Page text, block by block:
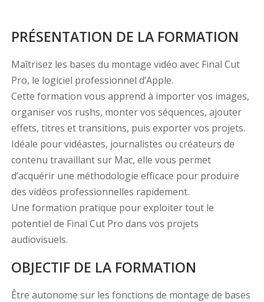
PRÉSENTATION DE LA FORMATION
Maîtrisez les bases du montage vidéo avec Final Cut
Pro, le logiciel professionnel d’Apple.
Cette formation vous apprend à importer vos images,
organiser vos rushs, monter vos séquences, ajouter
effets, titres et transitions, puis exporter vos projets.
Idéale pour vidéastes, journalistes ou créateurs de
contenu travaillant sur Mac, elle vous permet
d’acquérir une méthodologie efficace pour produire
des vidéos professionnelles rapidement.
Une formation pratique pour exploiter tout le
potentiel de Final Cut Pro dans vos projets
audiovisuels.
OBJECTIF DE LA FORMATION
Être autonome sur les fonctions de montage de bases